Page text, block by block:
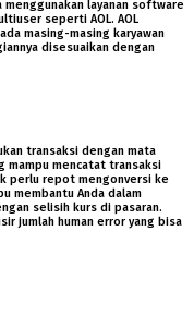
layanan software
seperti AOL. AOL
masing-masing karyawan
disesuaikan dengan
transaksi dengan mata
mampu mencatat transaksi
perlu repot mengonversi ke
membantu Anda dalam
selisih kurs di pasaran.
jumlah human error yang bisa